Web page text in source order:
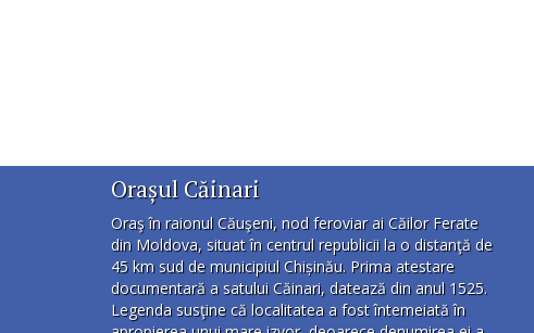
Orașul Căinari
Oraş în raionul Căuşeni, nod feroviar ai Căilor Ferate
din Moldova, situat în centrul republicii la o distanţă de
45 km sud de municipiul Chișinău. Prima atestare
documentară a satului Căinari, datează din anul 1525.
Legenda susţine că localitatea a fost întemeiată în